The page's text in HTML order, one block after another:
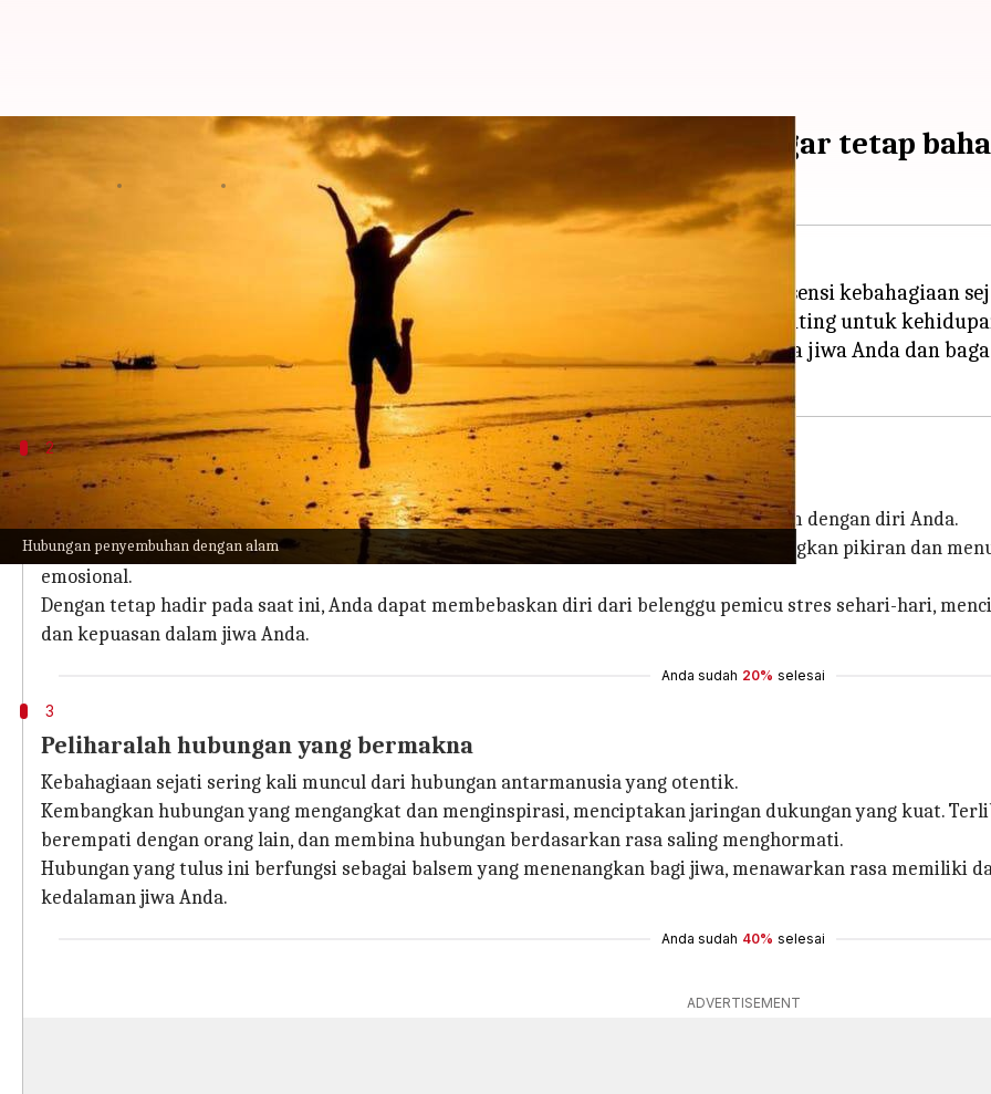
Hubungan penyembuhan dengan alam
Kesejahteraan batin: Inilah cara menjaga jiwa Anda agar tetap
Dalam upaya mengejar kesejahteraan fisik tanpa henti, kita sering mengabaikan esensi kebahagiaan
Mencapai keseimbangan yang harmonis antara pikiran, tubuh, dan jiwa sangat penting untuk
Di sini kita akan memahami cara-cara mendalam namun praktis untuk memelihara jiwa Anda dan
2
Kembangkan perhatian
Rangkullah kekuatan transformatif dari kesadaran untuk menjalin hubungan mendalam dengan diri Anda.
Meditasi teratur dan latihan pernapasan dalam bertindak sebagai katalisator, menenangkan pikiran dan
emosional.
Dengan tetap hadir pada saat ini, Anda dapat membebaskan diri dari belenggu pemicu stres sehari-hari,
dan kepuasan dalam jiwa Anda.
Anda sudah 20% selesai
3
Peliharalah hubungan yang bermakna
Kebahagiaan sejati sering kali muncul dari hubungan antarmanusia yang otentik.
Kembangkan hubungan yang mengangkat dan menginspirasi, menciptakan jaringan dukungan yang kuat.
berempati dengan orang lain, dan membina hubungan berdasarkan rasa saling menghormati.
Hubungan yang tulus ini berfungsi sebagai balsem yang menenangkan bagi jiwa, menawarkan rasa memiliki
kedalaman jiwa Anda.
Anda sudah 40% selesai
ADVERTISEMENT